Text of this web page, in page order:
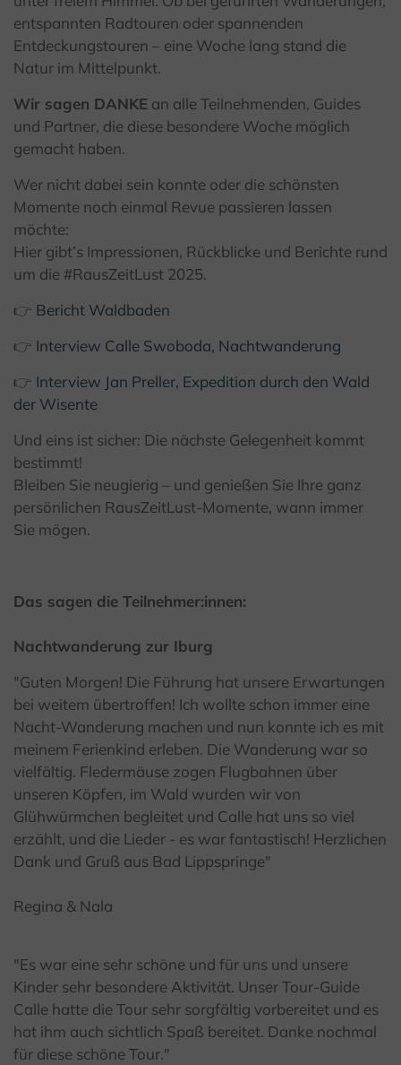
entspannten Radtouren oder spannenden
Entdeckungstouren – eine Woche lang stand die
Natur im Mittelpunkt.
Wir sagen DANKE an alle Teilnehmenden, Guides
und Partner, die diese besondere Woche möglich
gemacht haben.
Wer nicht dabei sein konnte oder die schönsten
Momente noch einmal Revue passieren lassen
möchte:
Hier gibt’s Impressionen, Rückblicke und Berichte rund
um die #RausZeitLust 2025.
👉 Bericht Waldbaden
👉 Interview Calle Swoboda, Nachtwanderung
👉 Interview Jan Preller, Expedition durch den Wald
der Wisente
Und eins ist sicher: Die nächste Gelegenheit kommt
bestimmt!
Bleiben Sie neugierig – und genießen Sie Ihre ganz
persönlichen RausZeitLust-Momente, wann immer
Sie mögen.
Das sagen die Teilnehmer:innen:
Nachtwanderung zur Iburg
"Guten Morgen! Die Führung hat unsere Erwartungen
bei weitem übertroffen! Ich wollte schon immer eine
Nacht-Wanderung machen und nun konnte ich es mit
meinem Ferienkind erleben. Die Wanderung war so
vielfältig. Fledermäuse zogen Flugbahnen über
unseren Köpfen, im Wald wurden wir von
Glühwürmchen begleitet und Calle hat uns so viel
erzählt, und die Lieder - es war fantastisch! Herzlichen
Dank und Gruß aus Bad Lippspringe"
Regina & Nala
"Es war eine sehr schöne und für uns und unsere
Kinder sehr besondere Aktivität. Unser Tour-Guide
Calle hatte die Tour sehr sorgfältig vorbereitet und es
hat ihm auch sichtlich Spaß bereitet. Danke nochmal
für diese schöne Tour."